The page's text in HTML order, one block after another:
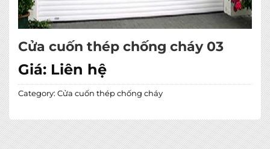
Cửa cuốn thép chống cháy 03
Giá: Liên hệ
Category: Cửa cuốn thép chống cháy